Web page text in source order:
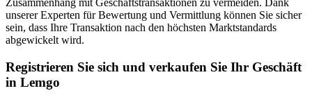
Zusammenhang mit Geschäftstransaktionen zu vermeiden. Dank
unserer Experten für Bewertung und Vermittlung können Sie sicher
sein, dass Ihre Transaktion nach den höchsten Marktstandards
abgewickelt wird.
Registrieren Sie sich und verkaufen Sie Ihr Geschäft
in Lemgo